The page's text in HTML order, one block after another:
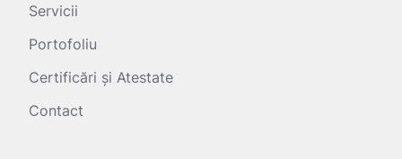
Servicii
Portofoliu
Certificări și Atestate
Contact